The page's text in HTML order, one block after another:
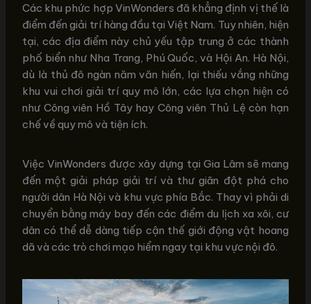
Các khu phức hợp VinWonders đã khẳng định vị thế là
điểm đến giải trí hàng đầu tại Việt Nam. Tuy nhiên, hiện
tại, các địa điểm này chủ yếu tập trung ở các thành
phố biển như Nha Trang, Phú Quốc, và Hội An. Hà Nội,
dù là thủ đô ngàn năm văn hiến, lại thiếu vắng những
khu vui chơi giải trí quy mô lớn, các lựa chọn hiện có
như Công viên Hồ Tây hay Công viên Thủ Lệ còn hạn
chế về quy mô và tiện ích.
Việc VinWonders được xây dựng tại Gia Lâm sẽ mang
đến một giải pháp giải trí và thư giãn đột phá cho
người dân Hà Nội và khu vực phía Bắc. Thay vì phải di
chuyển bằng máy bay đến các điểm du lịch xa xôi, cư
dân có thể dễ dàng tiếp cận thế giới động vật hoang
dã và các trò chơi mạo hiểm ngay tại khu vực nội đô.